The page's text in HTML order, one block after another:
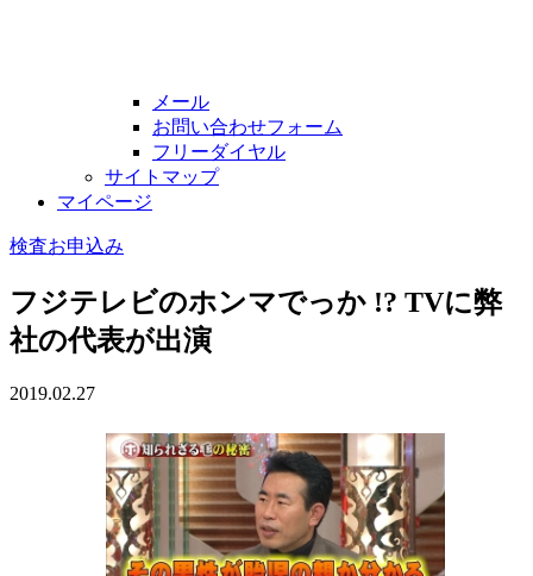
メール
お問い合わせフォーム
フリーダイヤル
サイトマップ
マイページ
検査お申込み
フジテレビのホンマでっか !? TVに弊
社の代表が出演
2019.02.27